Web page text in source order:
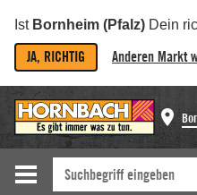
Ist Bornheim (Pfalz) Dein
JA, RICHTIG Anderen Markt